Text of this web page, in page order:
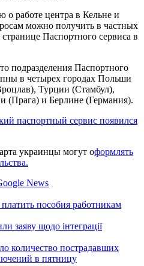
работе центра в Кельне и
можно получить в частных
Паспортного сервиса в
подразделения Паспортного
в четырех городах Польши
Турции (Стамбул),
(Прага) и Берлине (Германия).
паспортный сервис появился
украинцы могут оформлять
News
пособия работникам
заяву щодо інтеграції
количество пострадавших
в пятницу